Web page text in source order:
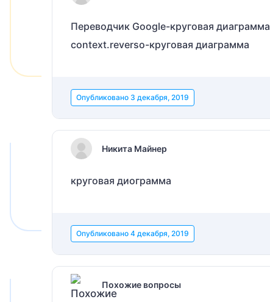
Переводчик Google-круговая диаграмма
context.reverso-круговая диаграмма
Опубликовано 3 декабря, 2019
Никита Майнер
круговая диограмма
Опубликовано 4 декабря, 2019
Похожие вопросы